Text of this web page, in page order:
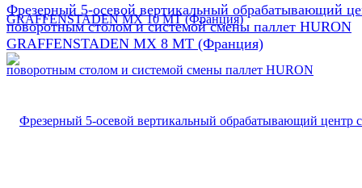
Фрезерный 5-осевой вертикальный обрабатывающий
поворотным столом и системой смены паллет HURON
GRAFFENSTADEN МX 8 МТ (Франция)